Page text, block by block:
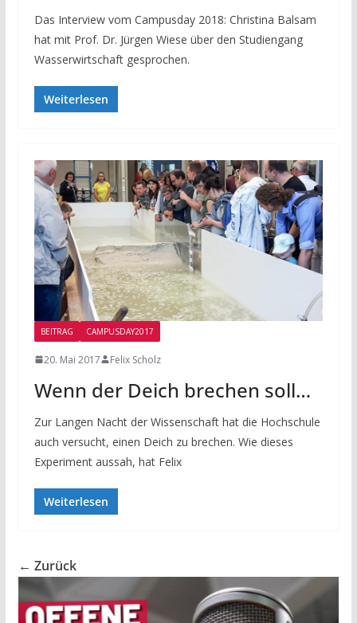
Das Interview vom Campusday 2018: Christina Balsam
hat mit Prof. Dr. Jürgen Wiese über den Studiengang
Wasserwirtschaft gesprochen.
Weiterlesen
BEITRAG CAMPUSDAY2017
20. Mai 2017 Felix Scholz
Wenn der Deich brechen soll…
Zur Langen Nacht der Wissenschaft hat die Hochschule
auch versucht, einen Deich zu brechen. Wie dieses
Experiment aussah, hat Felix
Weiterlesen
← Zurück